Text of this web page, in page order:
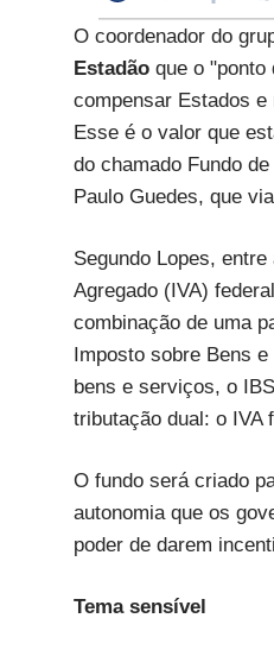
O coordenador do
Estadão que o "ponto
compensar Estados
Esse é o valor que
do chamado Fundo
Paulo Guedes, que
Segundo Lopes,
Agregado (IVA)
combinação de uma
Imposto sobre Bens
bens e serviços, o
tributação dual: o IVA
O fundo será criado
autonomia que os
poder de darem
Tema sensível